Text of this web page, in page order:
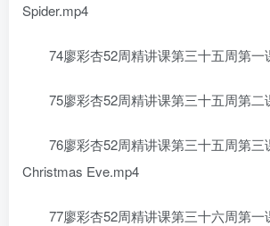
Spider.mp4
74廖彩杏52周精讲课第三十五周第一
75廖彩杏52周精讲课第三十五周第二
76廖彩杏52周精讲课第三十五周第三
Christmas Eve.mp4
77廖彩杏52周精讲课第三十六周第一